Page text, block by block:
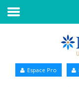
Annuaire Bien-être
Espace Pro